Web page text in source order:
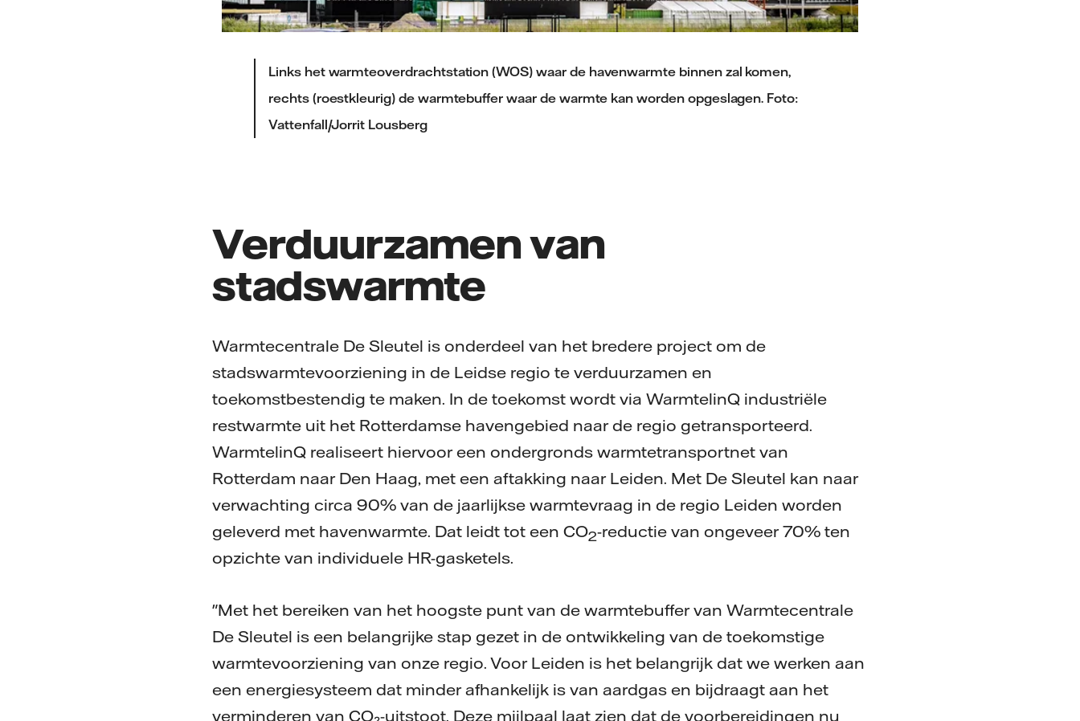
Links het warmteoverdrachtstation (WOS) waar de havenwarmte binnen zal komen,
rechts (roestkleurig) de warmtebuffer waar de warmte kan worden opgeslagen. Foto:
Vattenfall/Jorrit Lousberg
Verduurzamen van
stadswarmte
Warmtecentrale De Sleutel is onderdeel van het bredere project om de
stadswarmtevoorziening in de Leidse regio te verduurzamen en
toekomstbestendig te maken. In de toekomst wordt via WarmtelinQ industriële
restwarmte uit het Rotterdamse havengebied naar de regio getransporteerd.
WarmtelinQ realiseert hiervoor een ondergronds warmtetransportnet van
Rotterdam naar Den Haag, met een aftakking naar Leiden. Met De Sleutel kan naar
verwachting circa 90% van de jaarlijkse warmtevraag in de regio Leiden worden
geleverd met havenwarmte. Dat leidt tot een CO2-reductie van ongeveer 70% ten
opzichte van individuele HR-gasketels.
"Met het bereiken van het hoogste punt van de warmtebuffer van Warmtecentrale
De Sleutel is een belangrijke stap gezet in de ontwikkeling van de toekomstige
warmtevoorziening van onze regio. Voor Leiden is het belangrijk dat we werken aan
een energiesysteem dat minder afhankelijk is van aardgas en bijdraagt aan het
verminderen van CO₂-uitstoot. Deze mijlpaal laat zien dat de voorbereidingen nu